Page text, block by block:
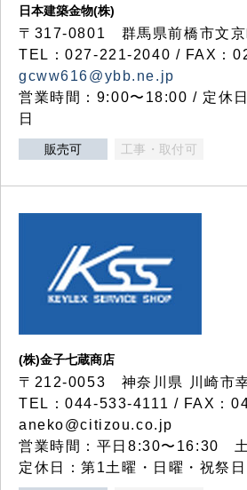
日本建築金物(株)
〒317‐0801 群馬県前橋市文
TEL：027-221-2040 / FAX：
gcww616@ybb.ne.jp
営業時間：9:00〜18:00 / 定休
日
販売可 工事・取付可
(株)金子七蔵商店
〒212-0053 神奈川県 川崎市
TEL：044-533-4111 / FAX：
aneko@citizou.co.jp
営業時間：平日8:30〜16:30
定休日：第1土曜・日曜・祝祭日